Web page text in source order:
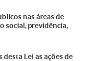
nas áreas de
social, previdência,
desta Lei as ações de